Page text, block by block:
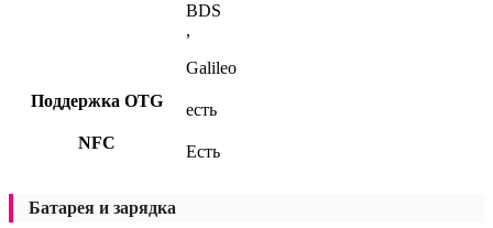
BDS
,
Galileo
Поддержка OTG
есть
NFC
Есть
Батарея и зарядка